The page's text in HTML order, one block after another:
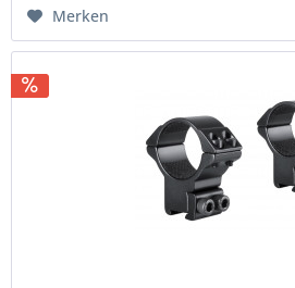
Merken